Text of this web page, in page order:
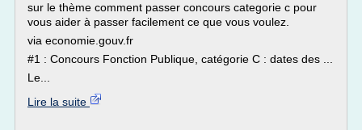
sur le thème comment passer concours categorie c pour
vous aider à passer facilement ce que vous voulez.
via economie.gouv.fr
#1 : Concours Fonction Publique, catégorie C : dates des ...
Le...
Lire la suite